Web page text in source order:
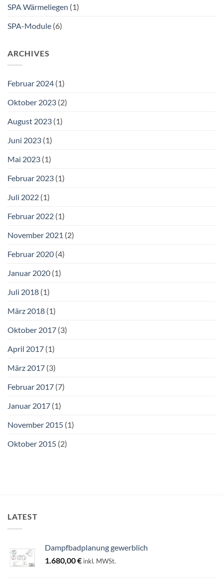
SPA Wärmeliegen (1)
SPA-Module (6)
ARCHIVES
Februar 2024 (1)
Oktober 2023 (2)
August 2023 (1)
Juni 2023 (1)
Mai 2023 (1)
Februar 2023 (1)
Juli 2022 (1)
Februar 2022 (1)
November 2021 (2)
Februar 2020 (4)
Januar 2020 (1)
Juli 2018 (1)
März 2018 (1)
Oktober 2017 (3)
April 2017 (1)
März 2017 (3)
Februar 2017 (7)
Januar 2017 (1)
November 2015 (1)
Oktober 2015 (2)
LATEST
Dampfbadplanung gewerblich
1.680,00€ inkl. MWSt.